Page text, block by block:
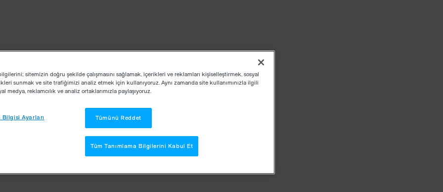
bilgilerini; sitemizin doğru şekilde çalışmasını sağlamak, içerikleri ve reklamları kişiselleştirmek, sosyal
sunmak ve site trafiğimizi analiz etmek için kullanıyoruz. Aynı zamanda site kullanımınızla ilgili
medya, reklamcılık ve analiz ortaklarımızla paylaşıyoruz.
Bilgisi Ayarları Tümünü Reddet
Tüm Tanımlama Bilgilerini Kabul Et